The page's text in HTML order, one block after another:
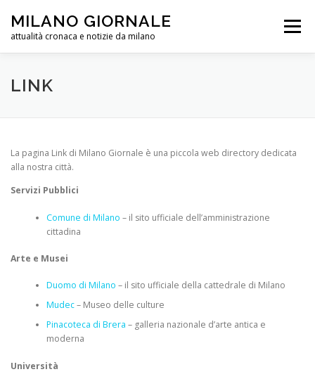
contenuto
MILANO GIORNALE
attualità cronaca e notizie da milano
Menu
METEO MILANO
LINK
La pagina Link di Milano Giornale è una piccola web directory dedicata
alla nostra città.
Servizi Pubblici
Comune di Milano – il sito ufficiale dell’amministrazione
cittadina
Arte e Musei
Duomo di Milano – il sito ufficiale della cattedrale di Milano
Mudec– Museo delle culture
Pinacoteca di Brera – galleria nazionale d’arte antica e
moderna
Università